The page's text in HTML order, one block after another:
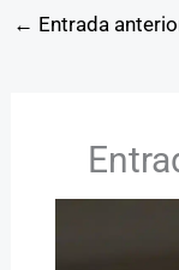
← Entrada